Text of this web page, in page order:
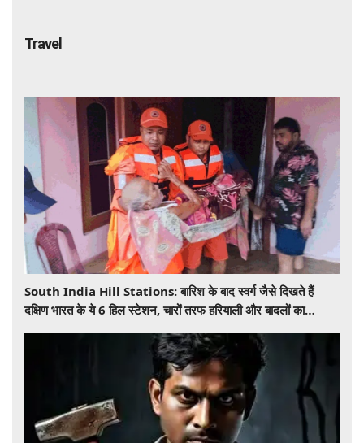
Travel
South India Hill Stations: बारिश के बाद स्वर्ग जैसे दिखते हैं
दक्षिण भारत के ये 6 हिल स्टेशन, चारों तरफ हरियाली और बादलों का